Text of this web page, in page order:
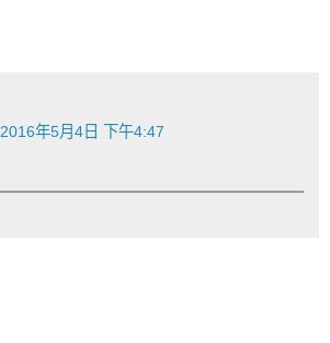
2016年5月4日 下午4:47